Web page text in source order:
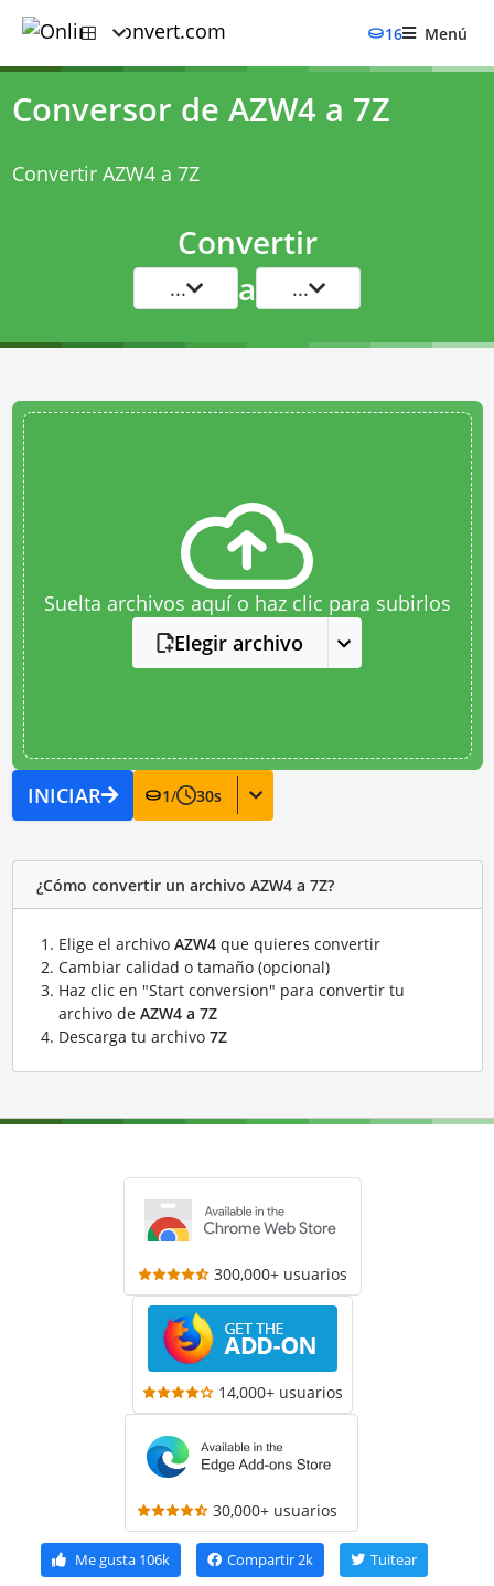
16 Menú
Conversor de AZW4 a 7Z
Convertir AZW4 a 7Z
Convertir
... a ...
Suelta archivos aquí o haz clic para subirlos
Elegir archivo
INICIAR 1/ 30s
¿Cómo convertir un archivo AZW4 a 7Z?
Elige el archivo AZW4que quieres convertir
Cambiar calidad o tamaño (opcional)
Haz clic en "Start conversion" para convertir tu
archivo de AZW4 a 7Z
Descarga tu archivo 7Z
300,000+ usuarios
14,000+ usuarios
30,000+ usuarios
Me gusta106k Compartir2k Tuitear